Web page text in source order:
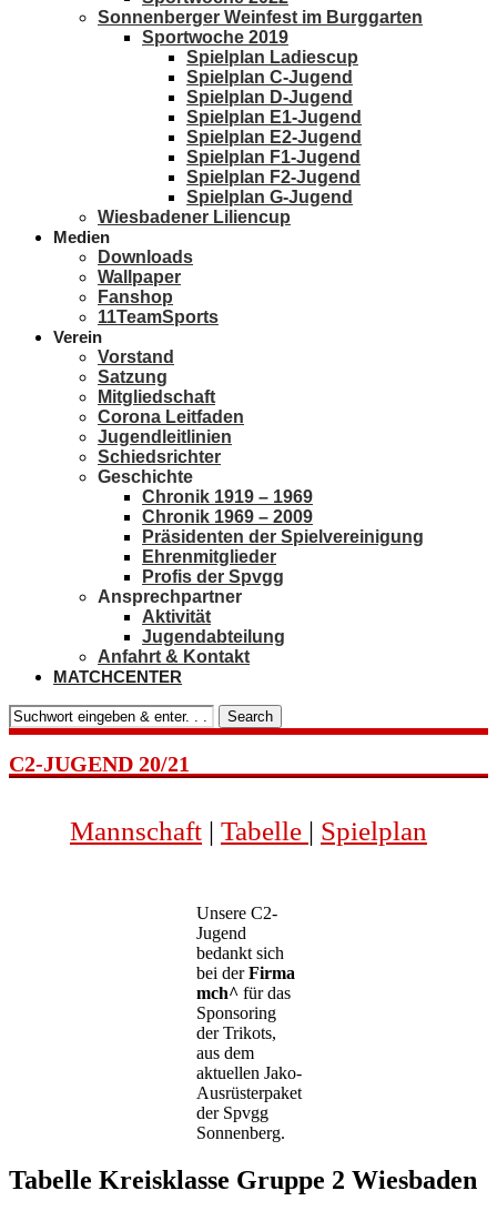
Sonnenberger Weinfest im Burggarten
Sportwoche 2019
Spielplan Ladiescup
Spielplan C-Jugend
Spielplan D-Jugend
Spielplan E1-Jugend
Spielplan E2-Jugend
Spielplan F1-Jugend
Spielplan F2-Jugend
Spielplan G-Jugend
Wiesbadener Liliencup
Medien
Downloads
Wallpaper
Fanshop
11TeamSports
Verein
Vorstand
Satzung
Mitgliedschaft
Corona Leitfaden
Jugendleitlinien
Schiedsrichter
Geschichte
Chronik 1919 – 1969
Chronik 1969 – 2009
Präsidenten der Spielvereinigung
Ehrenmitglieder
Profis der Spvgg
Ansprechpartner
Aktivität
Jugendabteilung
Anfahrt & Kontakt
MATCHCENTER
Search
C2-JUGEND 20/21
Mannschaft | Tabelle | Spielplan
Unsere C2-
Jugend
bedankt sich
bei derFirma
mch^für das
Sponsoring
der Trikots,
aus dem
aktuellen Jako-
Ausrüsterpaket
der Spvgg
Sonnenberg.
Tabelle Kreisklasse Gruppe 2 Wiesbaden